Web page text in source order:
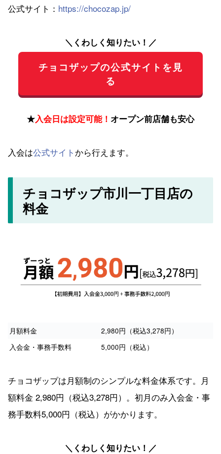
公式サイト： https://chocozap.jp/
＼くわしく知りたい！／
チョコザップの公式サイトを見
る
★入会日は設定可能！ オープン前店舗も安心
入会は公式サイト から行えます。
チョコザップ市川一丁目店の
料金
月額料金
2,980円（税込3,278円）
入会金・事務手数料
5,000円（税込）
チョコザップは月額制のシンプルな料金体系です。月
額料金 2,980円（税込3,278円）。初月のみ入会金・事
務手数料5,000円（税込）がかかります。
＼くわしく知りたい！／